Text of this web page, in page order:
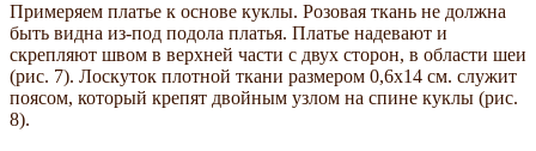
Примеряем платье к основе куклы. Розовая ткань не должна
быть видна из-под подола платья. Платье надевают и
скрепляют швом в верхней части с двух сторон, в области шеи
(рис. 7). Лоскуток плотной ткани размером 0,6х14 см. служит
поясом, который крепят двойным узлом на спине куклы (рис.
8).